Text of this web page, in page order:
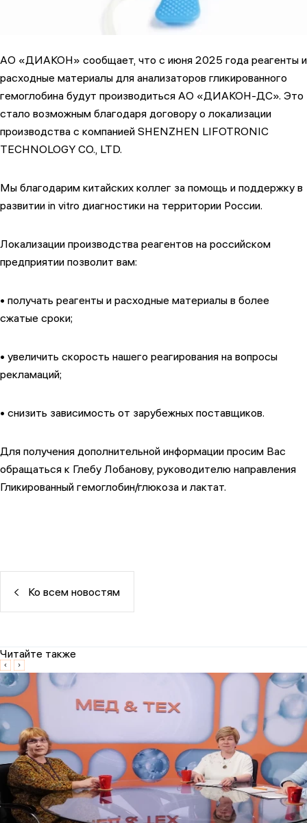
АО «ДИАКОН» сообщает, что с июня 2025 года реагенты и
расходные материалы для анализаторов гликированного
гемоглобина будут производиться АО «ДИАКОН-ДС». Это
стало возможным благодаря договору о локализации
производства с компанией SHENZHEN LIFOTRONIC
TECHNOLOGY CO., LTD.
Мы благодарим китайских коллег за помощь и поддержку в
развитии in vitro диагностики на территории России.
Локализации производства реагентов на российском
предприятии позволит вам:
• получать реагенты и расходные материалы в более
сжатые сроки;
• увеличить скорость нашего реагирования на вопросы
рекламаций;
• снизить зависимость от зарубежных поставщиков.
Для получения дополнительной информации просим Вас
обращаться к Глебу Лобанову, руководителю направления
Гликированный гемоглобин/глюкоза и лактат.
Ко всем новостям
Читайте также